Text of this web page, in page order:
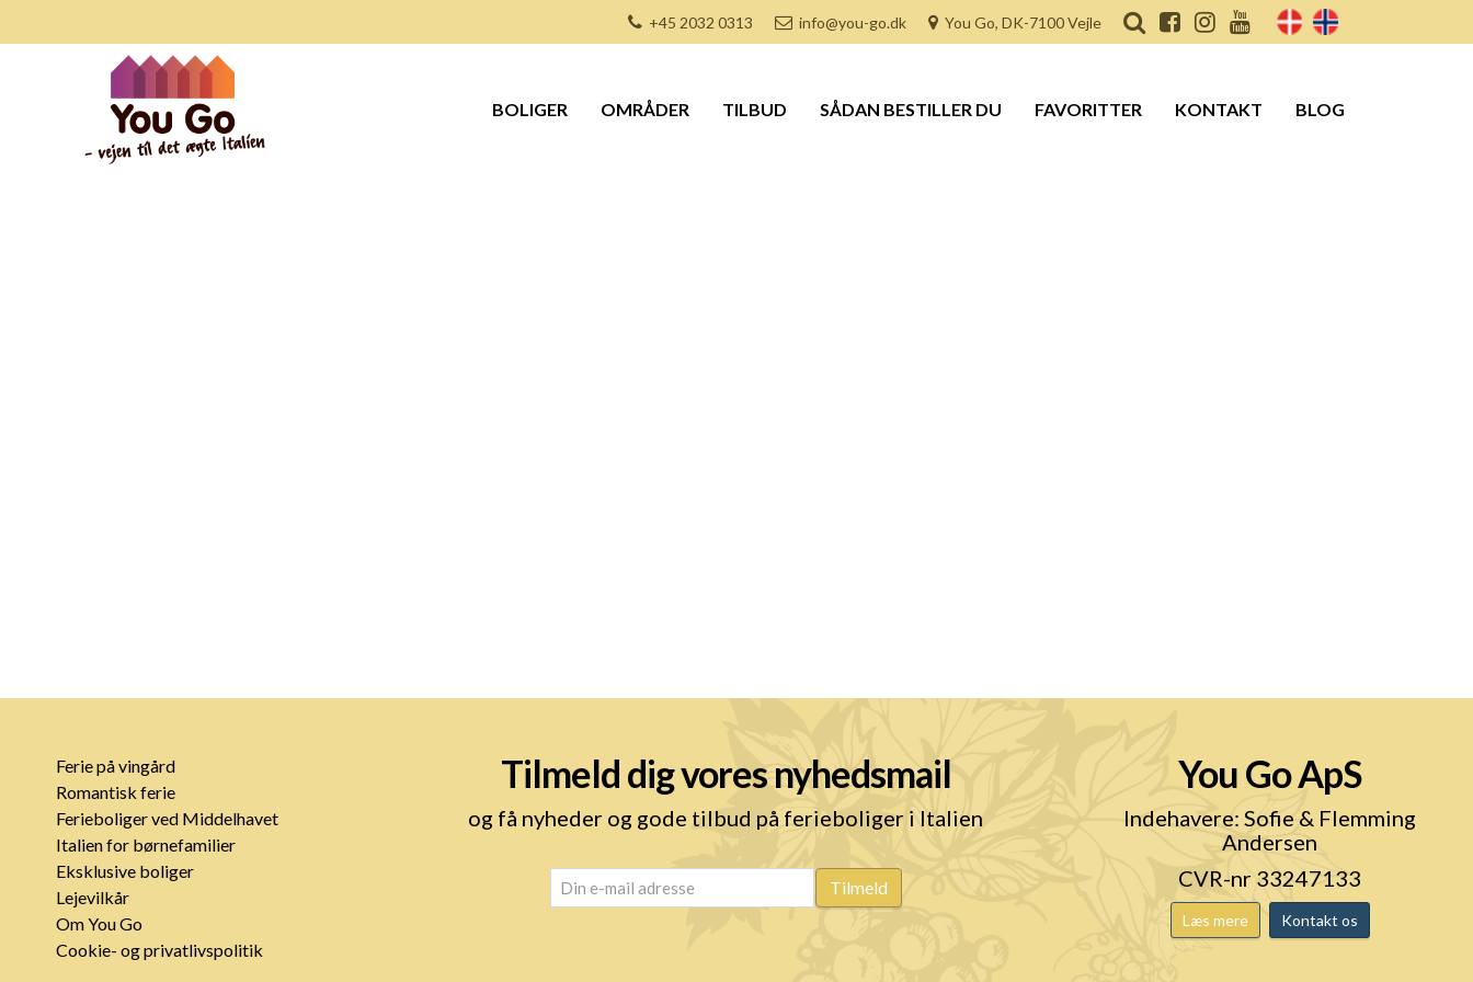
+45 2032 0313 info@you-go.dk You Go, DK-7100 Vejle
BOLIGER OMRÅDER TILBUD SÅDAN BESTILLER DU FAVORITTER KONTAKT BLOG
Ferie på vingård
Romantisk ferie
Ferieboliger ved Middelhavet
Italien for børnefamilier
Eksklusive boliger
Lejevilkår
Om You Go
Cookie- og privatlivspolitik
Tilmeld dig vores nyhedsmail
og få nyheder og gode tilbud på ferieboliger i Italien
(Påkrævet)
You Go ApS
Indehavere: Sofie & Flemming
Andersen
CVR-nr 33247133
Læs mere Kontakt os